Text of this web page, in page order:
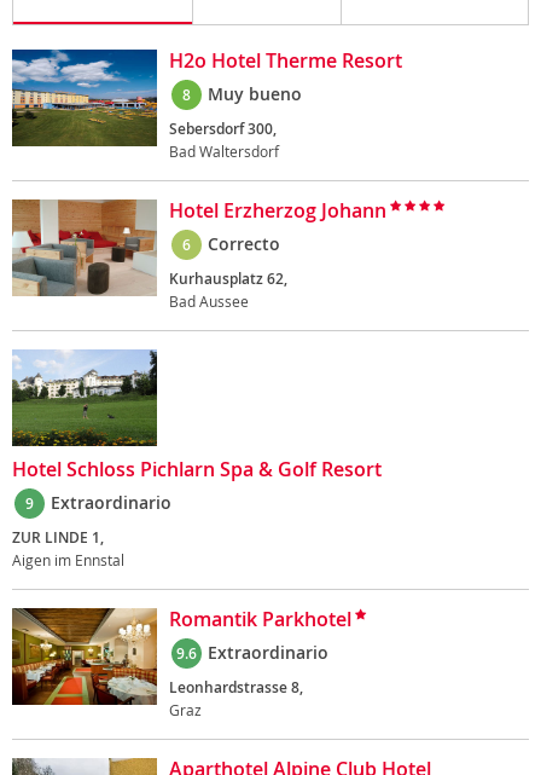
H2o Hotel Therme Resort
8 Muy bueno
Sebersdorf 300,
Bad Waltersdorf
Hotel Erzherzog Johann
6 Correcto
Kurhausplatz 62,
Bad Aussee
Hotel Schloss Pichlarn Spa & Golf Resort
9 Extraordinario
ZUR LINDE 1,
Aigen im Ennstal
Romantik Parkhotel
9.6 Extraordinario
Leonhardstrasse 8,
Graz
Aparthotel Alpine Club Hotel